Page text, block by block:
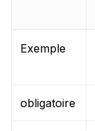
Exemple
obligatoire